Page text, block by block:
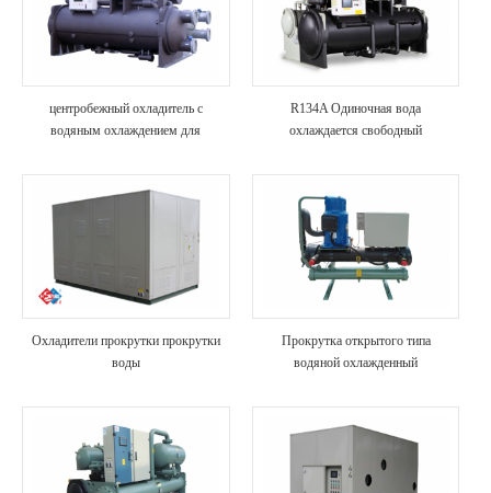
центробежный охладитель с
водяным охлаждением для
гостиницах
R134A Одиночная вода
охлаждается свободный
Охладители прокрутки прокрутки
воды
Прокрутка открытого типа
водяной охлажденный